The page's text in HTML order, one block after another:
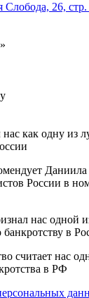
Слобода, 26, стр.
как одну из
России в
нас одной
в
считает нас
в РФ